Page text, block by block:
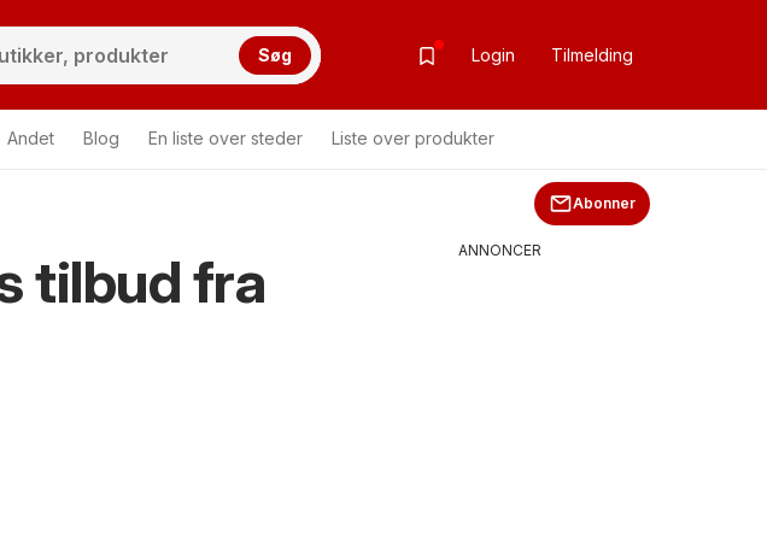
Søg Login Tilmelding
Andet Blog En liste over steder Liste over produkter
Abonner
tilbud fra
ANNONCER